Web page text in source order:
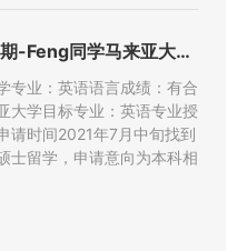
马来西亚留学硕士offer389期-Feng同学马来亚大学【
专业：英语语言成绩：有合
大学目标专业：英语专业授
请时间2021年7月中旬找到
士留学，申请意向为本科相